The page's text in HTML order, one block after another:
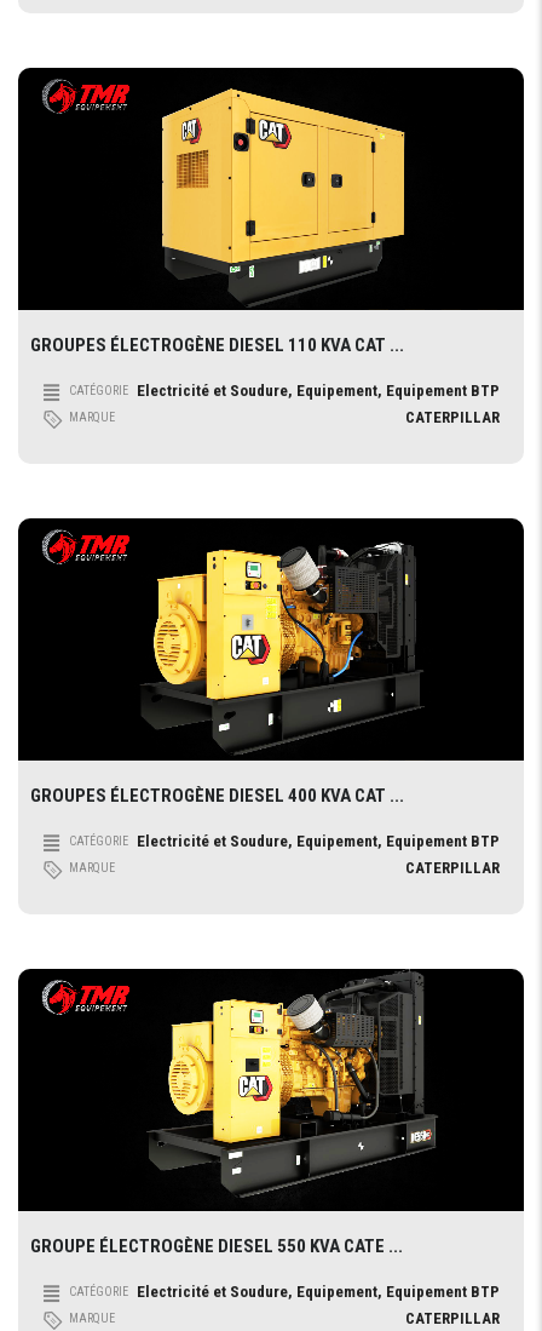
GROUPES ÉLECTROGÈNE DIESEL 110 KVA CAT ...
CATÉGORIE Electricité et Soudure, Equipement, Equipement BTP
MARQUE CATERPILLAR
GROUPES ÉLECTROGÈNE DIESEL 400 KVA CAT ...
CATÉGORIE Electricité et Soudure, Equipement, Equipement BTP
MARQUE CATERPILLAR
GROUPE ÉLECTROGÈNE DIESEL 550 KVA CATE ...
CATÉGORIE Electricité et Soudure, Equipement, Equipement BTP
MARQUE CATERPILLAR